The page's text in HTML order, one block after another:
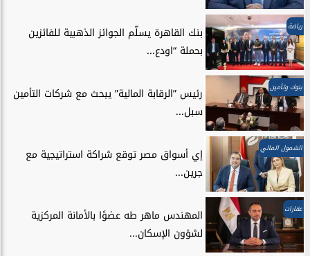
رياضة
بنك القاهرة يسلّم الجوائز الذهبية للفائزين
بحملة “اودع...
بنوك وتأمين
رئيس ”الرقابة المالية” يبحث مع شركات التأمين
سبل...
الشمول المالي
إي أسواق مصر توقع شراكة استراتيجية مع
جرين...
عقارات
المهندس ماهر طه عضوًا بالأمانة المركزية
لشؤون الإسكان...